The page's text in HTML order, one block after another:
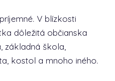
V blízkosti
dôležitá občianska
škola,
kostol a mnoho iného.